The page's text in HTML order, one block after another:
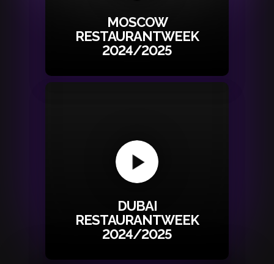
DUBAI
RESTAURANTWEEK
2024/2025
MOSCOW
RESTAURANTWEEK
2024/2025